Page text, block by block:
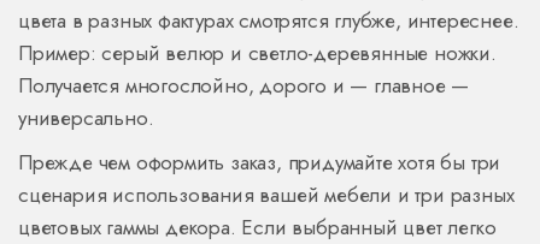
цвета в разных фактурах смотрятся глубже, интереснее.
Пример: серый велюр и светло-деревянные ножки.
Получается многослойно, дорого и — главное —
универсально.
Прежде чем оформить заказ, придумайте хотя бы три
сценария использования вашей мебели и три разных
цветовых гаммы декора. Если выбранный цвет легко